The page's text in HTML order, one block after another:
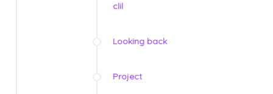
clil
Looking back
Project